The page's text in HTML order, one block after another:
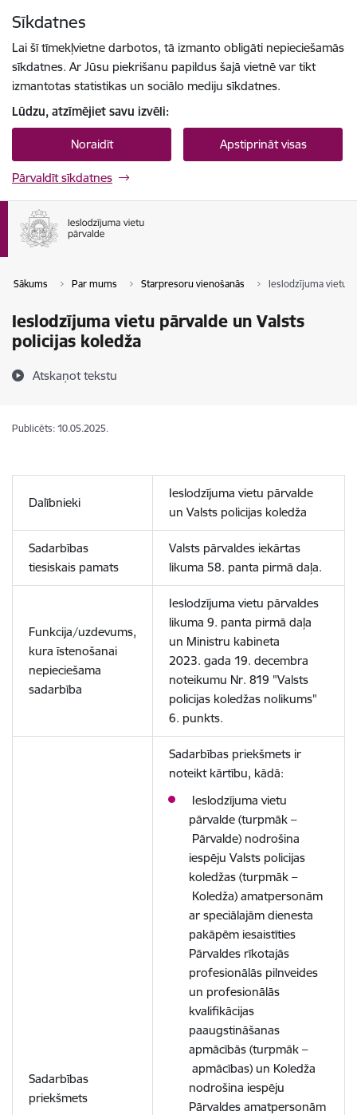
Sīkdatnes
Lai šī tīmekļvietne darbotos, tā izmanto obligāti nepieciešamās
sīkdatnes. Ar Jūsu piekrišanu papildus šajā vietnē var tikt
izmantotas statistikas un sociālo mediju sīkdatnes.
Lūdzu, atzīmējiet savu izvēli:
Noraidīt Apstiprināt visas
Pārvaldīt sīkdatnes
Sākums Par mums Starpresoru vienošanās Ieslodzījuma vietu
Ieslodzījuma vietu pārvalde un Valsts
policijas koledža
Atskaņot tekstu
Publicēts: 10.05.2025.
Dalībnieki
Ieslodzījuma vietu pārvalde
un Valsts policijas koledža
Sadarbības
tiesiskais pamats
Valsts pārvaldes iekārtas
likuma 58. panta pirmā daļa.
Funkcija/uzdevums,
kura īstenošanai
nepieciešama
sadarbība
Ieslodzījuma vietu pārvaldes
likuma 9. panta pirmā daļa
un Ministru kabineta
2023. gada 19. decembra
noteikumu Nr. 819 "Valsts
policijas koledžas nolikums"
6. punkts.
Sadarbības
priekšmets
Sadarbības priekšmets ir
noteikt kārtību, kādā:
Ieslodzījuma vietu
pārvalde (turpmāk –
Pārvalde) nodrošina
iespēju Valsts policijas
koledžas (turpmāk –
Koledža) amatpersonām
ar speciālajām dienesta
pakāpēm iesaistīties
Pārvaldes rīkotajās
profesionālās pilnveides
un profesionālās
kvalifikācijas
paaugstināšanas
apmācībās (turpmāk –
apmācības) un Koledža
nodrošina iespēju
Pārvaldes amatpersonām